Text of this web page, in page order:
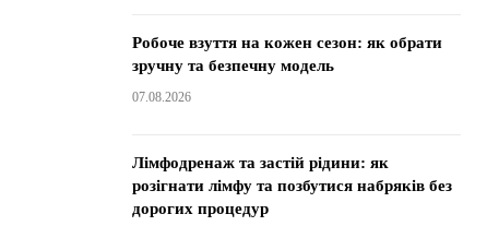
Робоче взуття на кожен сезон: як обрати
зручну та безпечну модель
07.08.2026
Лімфодренаж та застій рідини: як
розігнати лімфу та позбутися набряків без
дорогих процедур